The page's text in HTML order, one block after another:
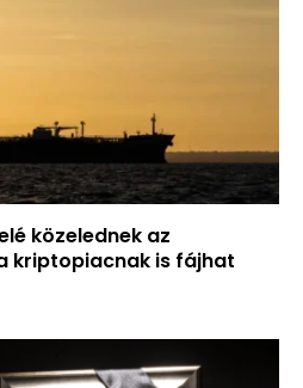
közelednek az
kriptopiacnak is fájhat